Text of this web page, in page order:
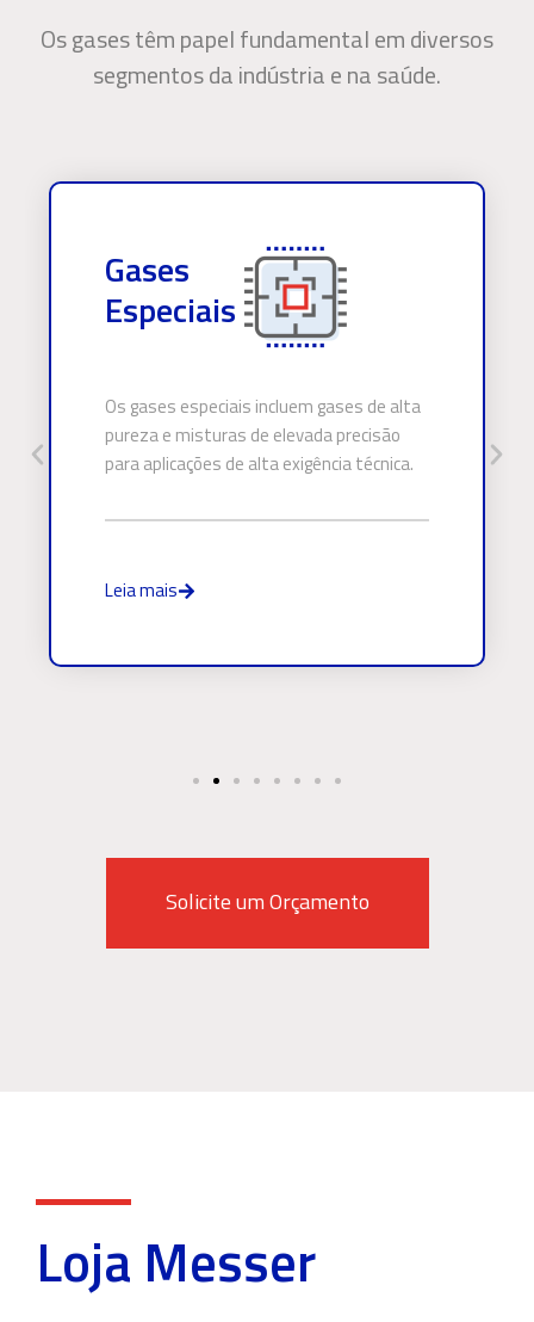
Os gases têm papel fundamental em diversos
segmentos da indústria e na saúde.
Gases
Especiais
Os gases especiais incluem gases de alta
pureza e misturas de elevada precisão
para aplicações de alta exigência técnica.
Leia mais
Solicite um Orçamento
Loja Messer